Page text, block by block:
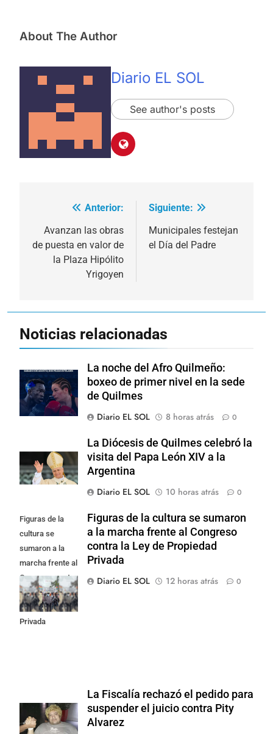
About The Author
Diario EL SOL
See author's posts
Navegación
de
entradas
Anterior:
Avanzan las obras
de puesta en valor de
la Plaza Hipólito
Yrigoyen
Siguiente:
Municipales festejan
el Día del Padre
Noticias relacionadas
La noche del Afro Quilmeño:
boxeo de primer nivel en la sede
de Quilmes
Diario EL SOL
8 horas atrás 0
La Diócesis de Quilmes celebró la
visita del Papa León XIV a la
Argentina
Diario EL SOL
10 horas atrás 0
Figuras de la
cultura se
sumaron a la
marcha frente al
Congreso contra
la Ley de
Propiedad
Privada
Figuras de la cultura se sumaron
a la marcha frente al Congreso
contra la Ley de Propiedad
Privada
Diario EL SOL
12 horas atrás 0
La Fiscalía rechazó el pedido para
suspender el juicio contra Pity
Alvarez